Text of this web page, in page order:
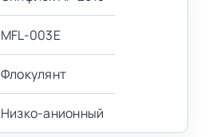
MFL-003E
Флокулянт
Низко-анионный